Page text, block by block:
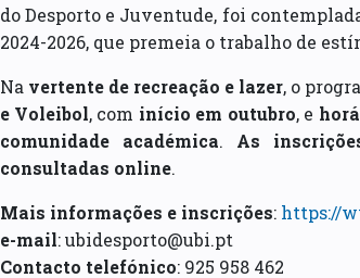
do Desporto e Juventude, foi
2024-2026, que premeia o trabalho de
Na vertente de recreação e lazer, o
e Voleibol, com início em outubro, e
comunidade académica. As
consultadas online.
Mais informações e inscrições: https://
e-mail: ubidesporto@ubi.pt
Contacto telefónico: 925 958 462